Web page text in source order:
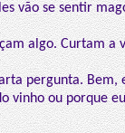
vão se sentir
algo. Curtam a
pergunta. Bem,
vinho ou porque